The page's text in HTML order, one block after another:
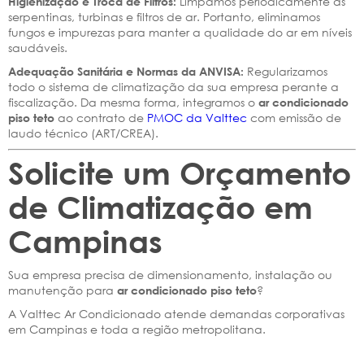
serpentinas, turbinas e filtros de ar. Portanto, eliminamos
fungos e impurezas para manter a qualidade do ar em níveis
saudáveis.
Adequação Sanitária e Normas da ANVISA: Regularizamos
todo o sistema de climatização da sua empresa perante a
fiscalização. Da mesma forma, integramos o ar condicionado
piso teto ao contrato de PMOC da Valttec com emissão de
laudo técnico (ART/CREA).
Solicite um Orçamento
de Climatização em
Campinas
Sua empresa precisa de dimensionamento, instalação ou
manutenção para ar condicionado piso teto?
A Valttec Ar Condicionado atende demandas corporativas
em Campinas e toda a região metropolitana.